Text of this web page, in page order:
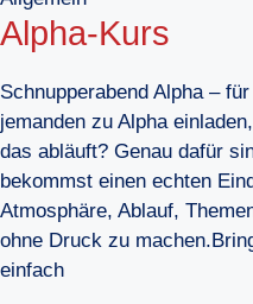
Alpha-Kurs
Schnupperabend Alpha –
jemanden zu Alpha
das abläuft? Genau dafür
bekommst einen echten
Atmosphäre, Ablauf,
ohne Druck zu
einfach